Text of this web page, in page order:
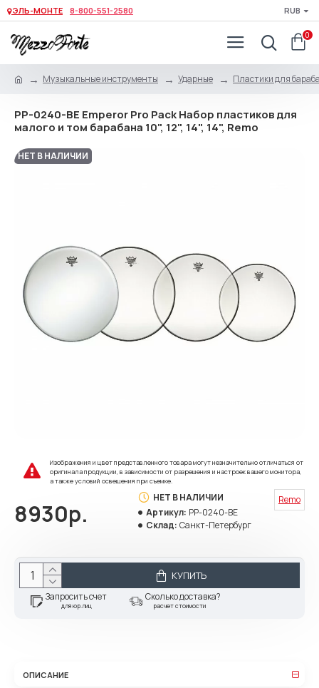
ЭЛЬ-МОНТЕ 8-800-551-2580 RUB
0
Музыкальные инструменты Ударные Пластики для
PP-0240-BE Emperor Pro Pack Набор пластиков для
малого и том барабана 10", 12", 14", 14", Remo
НЕТ В НАЛИЧИИ
Изображения и цвет представленного товара могут незначительно отличаться от
оригинала продукции, в зависимости от разрешения и настроек вашего монитора,
а также условий освещения при съемке.
8930р.
НЕТ В НАЛИЧИИ
Артикул: PP-0240-BE
Склад: Санкт-Петербург
Remo
КУПИТЬ
Запросить счет
для юр.лиц
Сколько доставка?
расчет стоимости
ОПИСАНИЕ